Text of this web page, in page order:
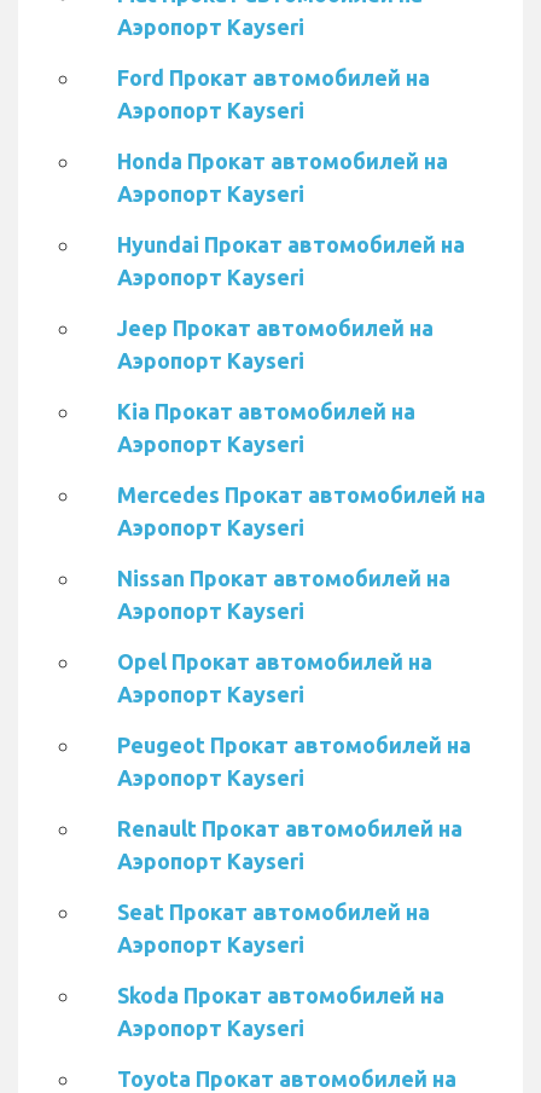
Аэропорт Kayseri
Ford Прокат автомобилей на
Аэропорт Kayseri
Honda Прокат автомобилей на
Аэропорт Kayseri
Hyundai Прокат автомобилей на
Аэропорт Kayseri
Jeep Прокат автомобилей на
Аэропорт Kayseri
Kia Прокат автомобилей на
Аэропорт Kayseri
Mercedes Прокат автомобилей на
Аэропорт Kayseri
Nissan Прокат автомобилей на
Аэропорт Kayseri
Opel Прокат автомобилей на
Аэропорт Kayseri
Peugeot Прокат автомобилей на
Аэропорт Kayseri
Renault Прокат автомобилей на
Аэропорт Kayseri
Seat Прокат автомобилей на
Аэропорт Kayseri
Skoda Прокат автомобилей на
Аэропорт Kayseri
Toyota Прокат автомобилей на